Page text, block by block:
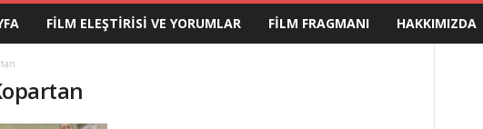
FILM ELEŞTIRISI VE YORUMLAR FILM FRAGMANI HAKKIMIZDA